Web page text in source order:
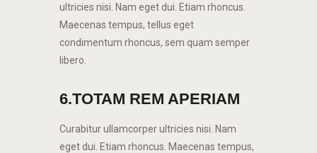
ultricies nisi. Nam eget dui. Etiam rhoncus.
Maecenas tempus, tellus eget
condimentum rhoncus, sem quam semper
libero.
6.TOTAM REM APERIAM
Curabitur ullamcorper ultricies nisi. Nam
eget dui. Etiam rhoncus. Maecenas tempus,